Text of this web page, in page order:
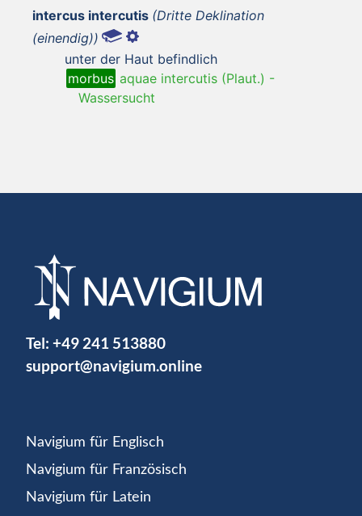
intercus intercutis (Dritte Deklination
(einendig))
unter der Haut befindlich
morbus aquae intercutis (Plaut.) -
Wassersucht
Tel: +49 241 513880
support@navigium.online
Navigium für Englisch
Navigium für Französisch
Navigium für Latein